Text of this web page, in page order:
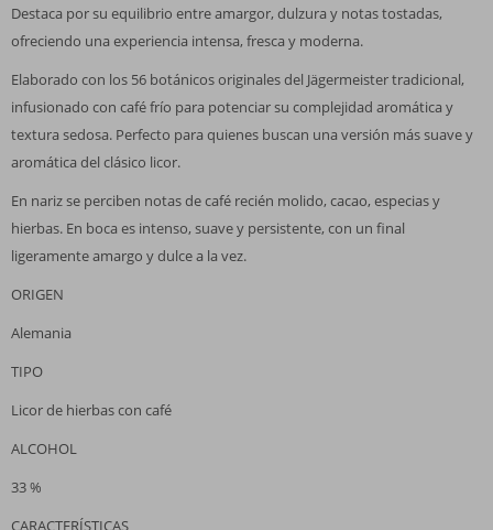
Destaca por su equilibrio entre amargor, dulzura y notas tostadas,
ofreciendo una experiencia intensa, fresca y moderna.
Elaborado con los 56 botánicos originales del Jägermeister tradicional,
infusionado con café frío para potenciar su complejidad aromática y
textura sedosa. Perfecto para quienes buscan una versión más suave y
aromática del clásico licor.
En nariz se perciben notas de café recién molido, cacao, especias y
hierbas. En boca es intenso, suave y persistente, con un final
ligeramente amargo y dulce a la vez.
ORIGEN
Alemania
TIPO
Licor de hierbas con café
ALCOHOL
33 %
CARACTERÍSTICAS